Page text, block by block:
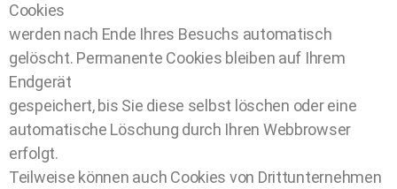
Cookies
werden nach Ende Ihres Besuchs automatisch
gelöscht. Permanente Cookies bleiben auf Ihrem
Endgerät
gespeichert, bis Sie diese selbst löschen oder eine
automatische Löschung durch Ihren Webbrowser
erfolgt.
Teilweise können auch Cookies von Drittunternehmen